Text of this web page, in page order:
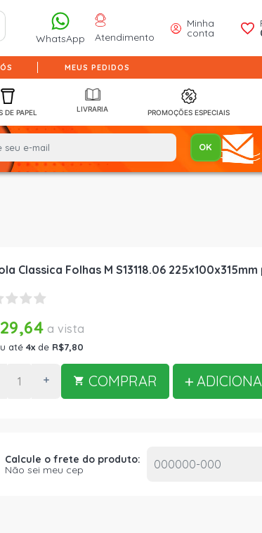
WhatsApp Atendimento
Minha
conta
MEUS PEDIDOS
DE PAPEL LIVRARIA PROMOÇÕES ESPECIAIS
Classica Folhas M S13118.06
a vista
até 4x de R$7,80
COMPRAR
Calcule o frete do produto:
Não sei meu cep